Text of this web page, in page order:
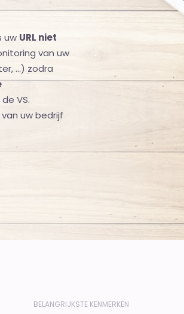
uw URL niet
van uw
...) zodra
VS.
uw bedrijf
BELANGRIJKSTE KENMERKEN